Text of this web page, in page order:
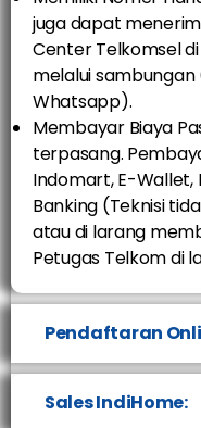
juga dapat
Center Telkomsel
melalui
Whatsapp).
Membayar Biaya
terpasang.
Indomart, E-Wallet,
Banking (Teknisi
atau di larang
Petugas Telkom di
Pendaftaran
Sales IndiHome: